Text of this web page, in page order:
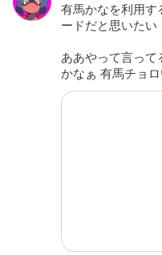
有馬かなを利用す
ードだと思いたい
ああやって言っ
かなぁ 有馬チョ